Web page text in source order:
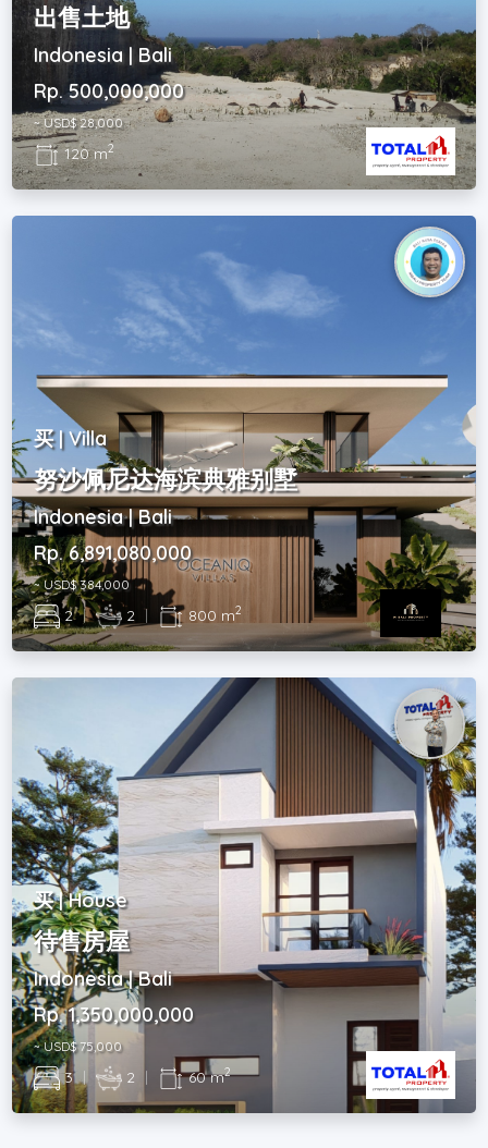
出售土地
Indonesia | Bali
Rp. 500,000,000
~ USD$ 28,000
120 m2
买 | Villa
努沙佩尼达海滨典雅别墅
Indonesia | Bali
Rp. 6,891,080,000
~ USD$ 384,000
2 | 2 | 800 m2
买 | House
待售房屋
Indonesia | Bali
Rp. 1,350,000,000
~ USD$ 75,000
3 | 2 | 60 m2